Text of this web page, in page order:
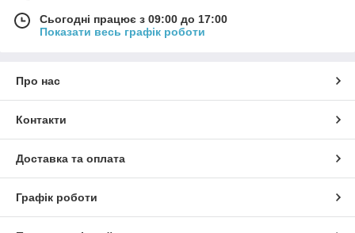
Сьогодні працює з 09:00 до 17:00
Показати весь графік роботи
Про нас
Контакти
Доставка та оплата
Графік роботи